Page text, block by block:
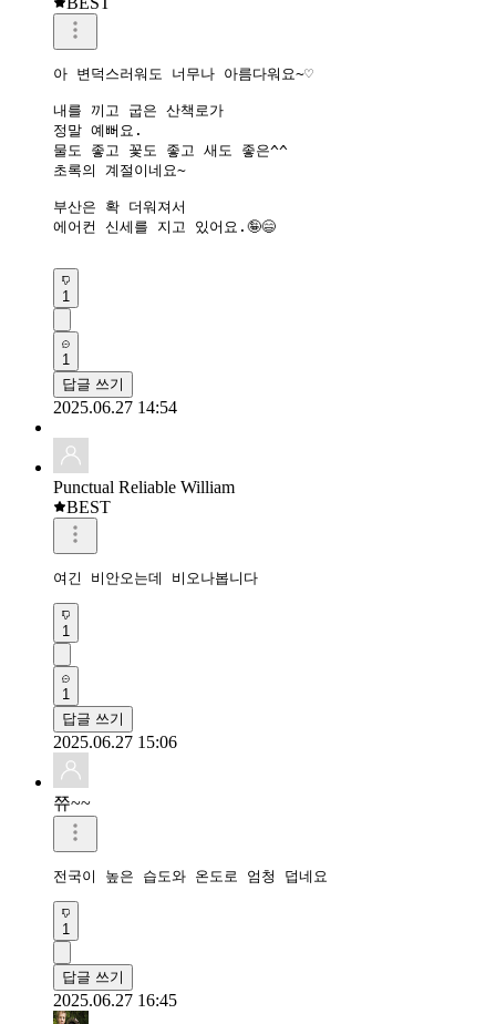
아 변덕스러워도 너무나 아름다워요~♡
내를 끼고 굽은 산책로가
정말 예뻐요.
물도 좋고 꽃도 좋고 새도 좋은^^
초록의 계절이네요~
부산은 확 더워져서
에어컨 신세를 지고 있어요.🤪😄
1
1
답글 쓰기
2025.06.27 14:54
Punctual Reliable William
BEST
여긴 비안오는데 비오나봅니다
1
1
답글 쓰기
2025.06.27 15:06
쮸~~
전국이 높은 습도와 온도로 엄청 덥네요
1
답글 쓰기
2025.06.27 16:45